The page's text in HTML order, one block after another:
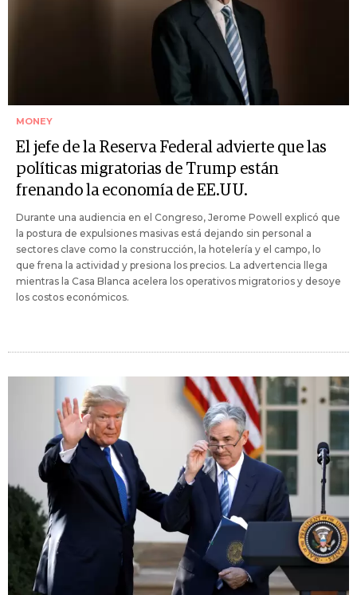
MONEY
El jefe de la Reserva Federal advierte que las
políticas migratorias de Trump están
frenando la economía de EE.UU.
Durante una audiencia en el Congreso, Jerome Powell explicó que
la postura de expulsiones masivas está dejando sin personal a
sectores clave como la construcción, la hotelería y el campo, lo
que frena la actividad y presiona los precios. La advertencia llega
mientras la Casa Blanca acelera los operativos migratorios y desoye
los costos económicos.